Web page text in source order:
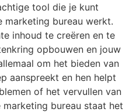
tool die je kunt
marketing bureau werkt.
inhoud te creëren en te
opbouwen en jouw
om het bieden van
aanspreekt en hen helpt
of het vervullen van
marketing bureau staat het